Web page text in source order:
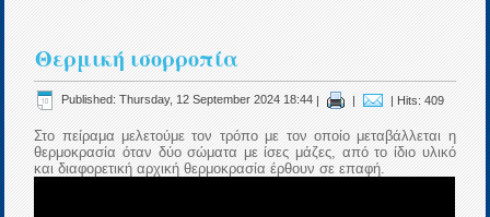
Θερμική ισορροπία
Published: Thursday, 12 September 2024 18:44 | | | Hits: 409
Στο πείραμα μελετούμε τον τρόπο με τον οποίο μεταβάλλεται η
θερμοκρασία όταν δύο σώματα με ίσες μάζες, από το ίδιο υλικό
και διαφορετική αρχική θερμοκρασία έρθουν σε επαφή.